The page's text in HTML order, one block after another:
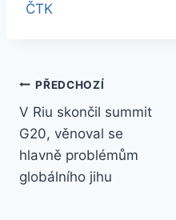
ČTK
Navigace
pro
příspěvek
PŘEDCHOZÍ
V Riu skončil summit
G20, věnoval se
hlavně problémům
globálního jihu